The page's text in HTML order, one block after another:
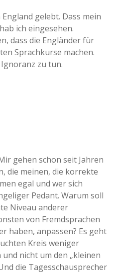
gelebt. Dass mein
ich eingesehen.
dass die Engländer für
Sprachkurse machen.
zu tun.
gehen schon seit Jahren
die meinen, die korrekte
egal und wer sich
Pedant. Warum soll
Niveau anderer
von Fremdsprachen
haben, anpassen? Es geht
Kreis weniger
nicht um den „kleinen
die Tagesschausprecher